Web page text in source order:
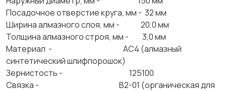
Посадочное отверстие круга, мм - 32 мм
Ширина алмазного слоя, мм - 20,0 мм
Толщина алмазного строя, мм - 3,0 мм
Материал - АС4 (алмазный
синтетический шлифпорошок)
Зернистость - 125100
Связка - В2-01 (органическая для